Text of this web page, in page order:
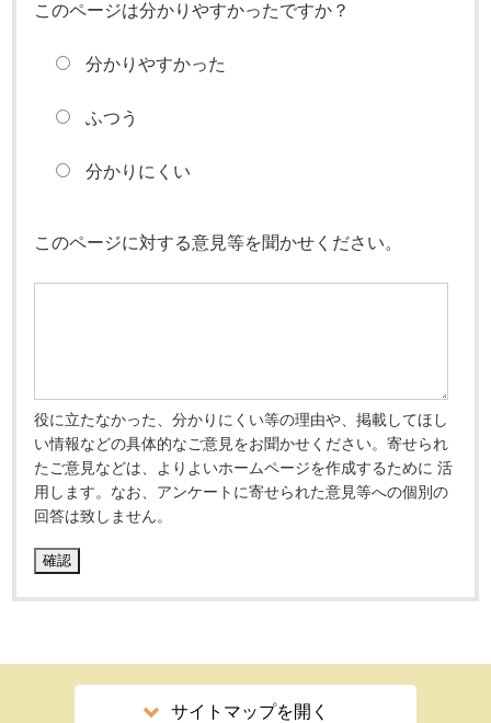
このページは分かりやすかったですか？
分かりやすかった
ふつう
分かりにくい
このページに対する意見等を聞かせください。
役に立たなかった、分かりにくい等の理由や、掲載してほし
い情報などの具体的なご意見をお聞かせください。寄せられ
たご意見などは、よりよいホームページを作成するために 活
用します。なお、アンケートに寄せられた意見等への個別の
回答は致しません。
サイトマップを開く